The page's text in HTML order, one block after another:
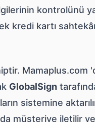
kontrolünü
kartı
Mamaplus.com
GlobalSign
sistemine
müşteriye iletilir